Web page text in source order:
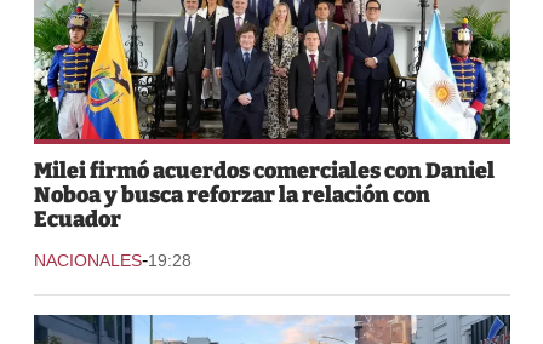
Milei firmó acuerdos comerciales con Daniel
Noboa y busca reforzar la relación con
Ecuador
NACIONALES-19:28